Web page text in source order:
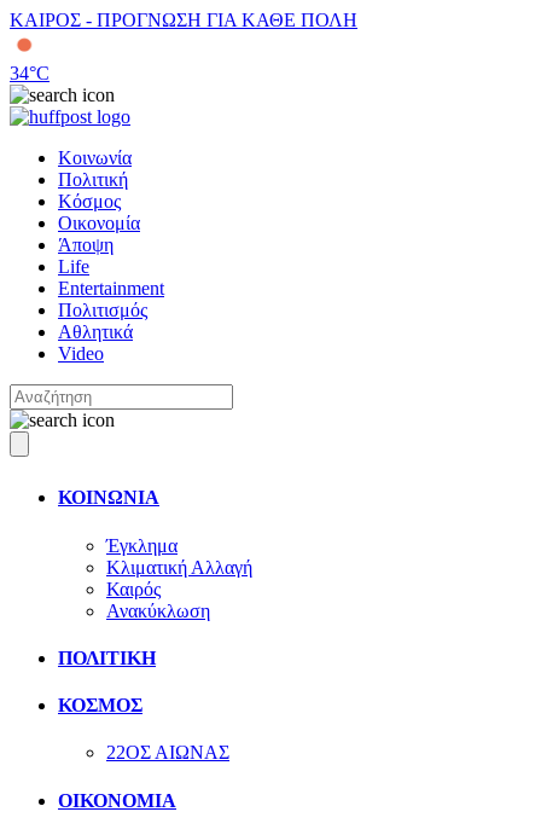
ΚΑΙΡΟΣ - ΠΡΟΓΝΩΣΗ ΓΙΑ ΚΑΘΕ ΠΟΛΗ
34°C
Κοινωνία
Πολιτική
Κόσμος
Οικονομία
Άποψη
Life
Entertainment
Πολιτισμός
Αθλητικά
Video
ΚΟΙΝΩΝΙΑ
Έγκλημα
Κλιματική Αλλαγή
Καιρός
Ανακύκλωση
ΠΟΛΙΤΙΚΗ
ΚΟΣΜΟΣ
22ΟΣ ΑΙΩΝΑΣ
ΟΙΚΟΝΟΜΙΑ